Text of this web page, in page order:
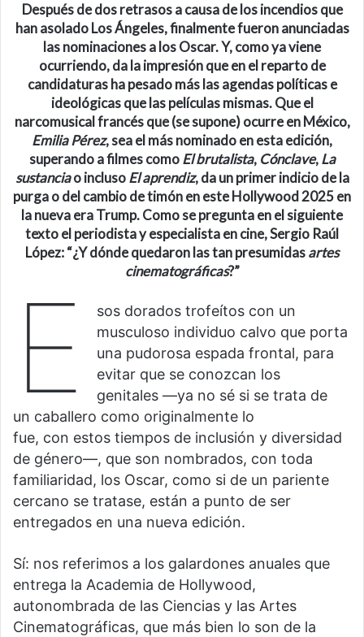
Después de dos retrasos a causa de los incendios que
han asolado Los Ángeles, finalmente fueron anunciadas
las nominaciones a los Oscar. Y, como ya viene
ocurriendo, da la impresión que en el reparto de
candidaturas ha pesado más las agendas políticas e
ideológicas que las películas mismas. Que el
narcomusical francés que (se supone) ocurre en México,
Emilia Pérez, sea el más nominado en esta edición,
superando a filmes comoEl brutalista, Cónclave,La
sustanciao inclusoEl aprendiz, da un primer indicio de la
purga o del cambio de timón en este Hollywood 2025 en
la nueva era Trump. Como se pregunta en el siguiente
texto el periodista y especialista en cine, Sergio Raúl
López: “¿Y dónde quedaron las tan presumidasartes
cinematográficas?”
E
sos dorados trofeítos con un
musculoso individuo calvo que porta
una pudorosa espada frontal, para
evitar que se conozcan los
genitales —ya no sé si se trata de
un caballero como originalmente lo
fue, con estos tiempos de inclusión y diversidad
de género—, que son nombrados, con toda
familiaridad, los Oscar, como si de un pariente
cercano se tratase, están a punto de ser
entregados en una nueva edición.
Sí: nos referimos a los galardones anuales que
entrega la Academia de Hollywood,
autonombrada de las Ciencias y las Artes
Cinematográficas, que más bien lo son de la